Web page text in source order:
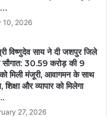
10, 2026
विष्णुदेव साय ने दी जशपुर जिले
सौगात: 30.59 करोड़ की 9
मिली मंजूरी, आवागमन के साथ
शिक्षा और व्यापार को मिलेगा
27, 2026